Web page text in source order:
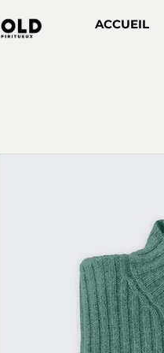
ACCUEIL